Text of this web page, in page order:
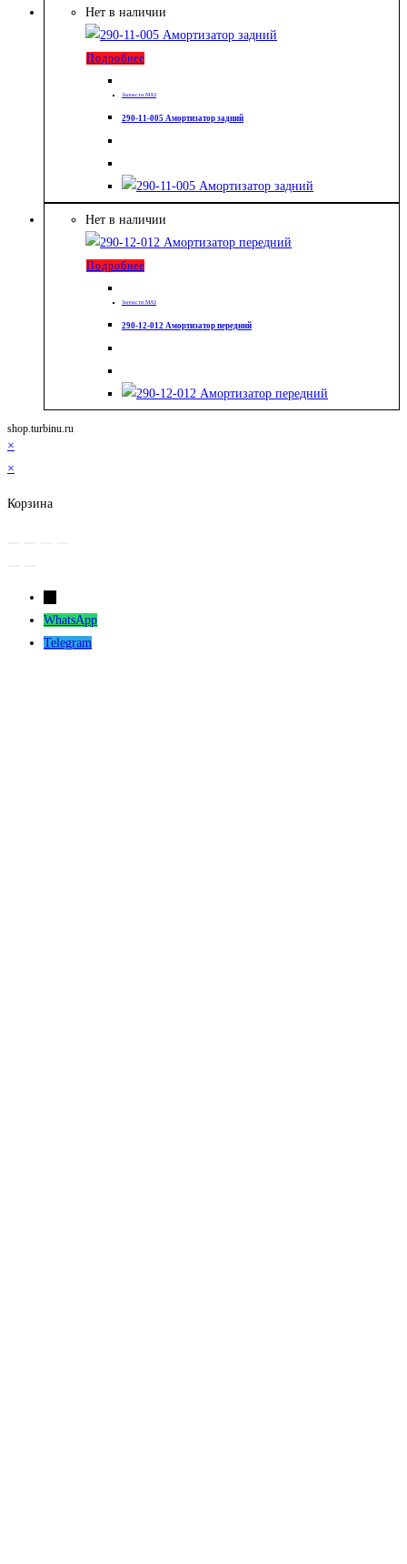
Нет в наличии
Подробнее
Запчасти МАЗ
290-11-005 Амортизатор задний
Нет в наличии
Подробнее
Запчасти МАЗ
290-12-012 Амортизатор передний
shop.turbinu.ru
×
×
Корзина
WhatsApp
Telegram